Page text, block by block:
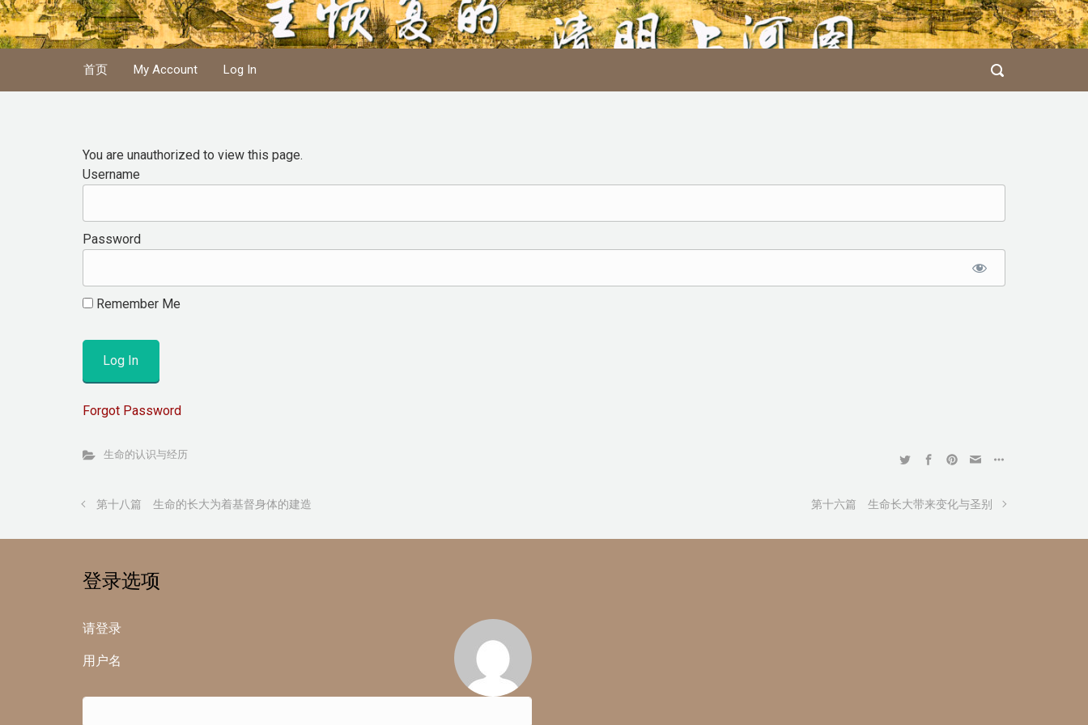
Skip to main content
首页 My Account Log In
You are unauthorized to view this page.
Username
Password
Remember Me
Forgot Password
生命的认识与经历
第十八篇 生命的长大为着基督身体的建造 第十六篇 生命长大带来变化与圣别
登录选项
请登录
用户名